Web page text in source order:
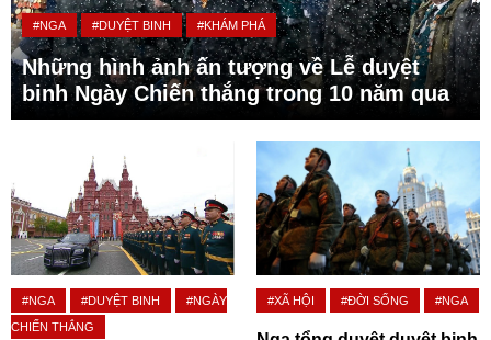
#NGA #DUYỆT BINH #KHÁM PHÁ
Những hình ảnh ấn tượng về Lễ duyệt
binh Ngày Chiến thắng trong 10 năm qua
#NGA #DUYỆT BINH
#NGÀY
CHIẾN THẮNG
#XÃ HỘI #ĐỜI SỐNG #NGA